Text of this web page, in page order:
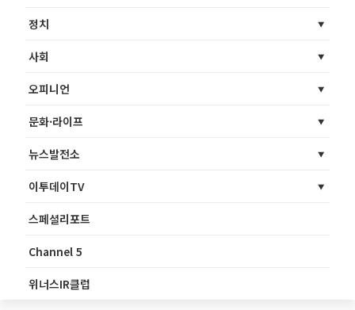
정치
사회
오피니언
문화·라이프
뉴스발전소
이투데이TV
스페셜리포트
Channel 5
위너스IR클럽